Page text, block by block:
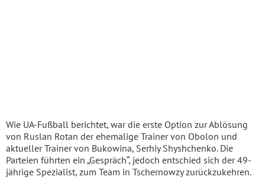
Wie UA-Fußball berichtet, war die erste Option zur Ablösung
von Ruslan Rotan der ehemalige Trainer von Obolon und
aktueller Trainer von Bukowina, Serhiy Shyshchenko. Die
Parteien führten ein „Gespräch“, jedoch entschied sich der 49-
jährige Spezialist, zum Team in Tschernowzy zurückzukehren.